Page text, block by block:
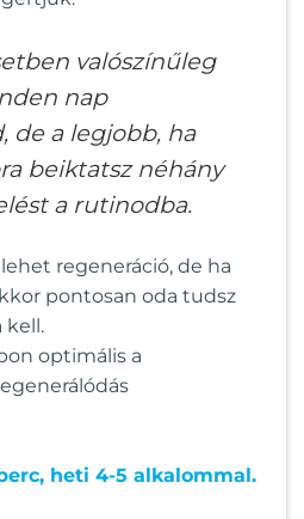
valószínűleg
nap
de a legjobb, ha
beiktatsz néhány
a rutinodba.
regeneráció, de ha
pontosan oda tudsz
kell.
optimális a
heti 4-5 alkalommal.